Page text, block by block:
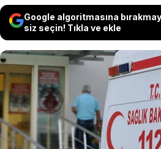
Google algoritmasına
siz seçin! Tıkla ve ekle
Denizli'nin
kamyonun
yaşındaki